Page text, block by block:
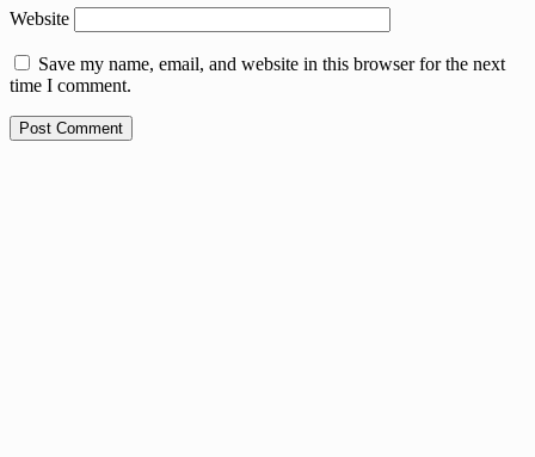
Website
Save my name, email, and website in this browser for the next
time I comment.